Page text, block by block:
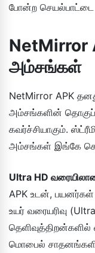
போன்ற செயல்பாட்டை
NetMirror
அம்சங்கள்
NetMirror APK
அம்சங்களின்
கவர்ச்சியாகும்.
அம்சங்கள் இங்கே
Ultra HD
APK உடன், பயனர்கள்
உயர் வரையரிவு
மொபைல்